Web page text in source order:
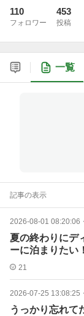
110
フォロワー
453
投稿
一覧
記事の表示
2026-08-01 08:20:06 ・
夏の終わりに
ーに泊まりたい
21
2026-07-25 13:08:25 ・
うっかり忘れ